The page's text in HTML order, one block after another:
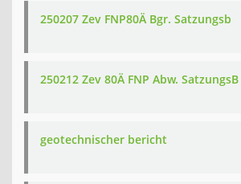
250207 Zev FNP80Ä Bgr. Satzungsb
250212 Zev 80Ä FNP Abw. SatzungsB
geotechnischer bericht